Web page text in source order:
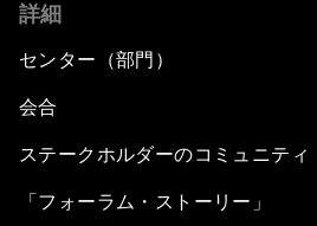
詳細
センター（部門）
会合
ステークホルダーのコミュニティ
「フォーラム・ストーリー」